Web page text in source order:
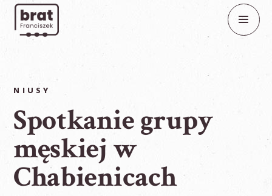
NIUSY
Spotkanie grupy
męskiej w
Chabienicach